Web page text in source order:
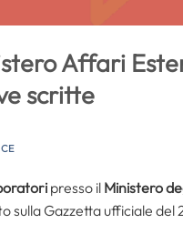
Affari
scritte
presso il Ministero
sulla Gazzetta ufficiale del